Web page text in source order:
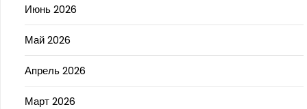
Июнь 2026
Май 2026
Апрель 2026
Март 2026